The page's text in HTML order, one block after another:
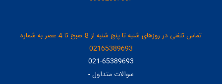
تماس تلفنی در روزهای شنبه تا پنج شنبه از 8 صبح تا 4 عصر به شماره
02165389693
021-65389693
سوالات متداول-